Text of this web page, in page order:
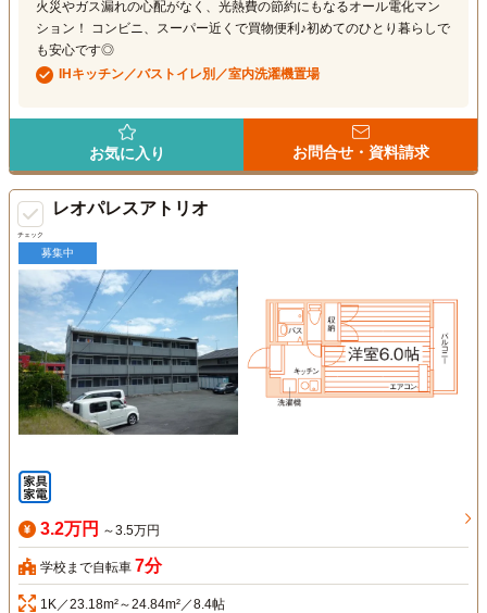
火災やガス漏れの心配がなく、光熱費の節約にもなるオール電化マン
ション！ コンビニ、スーパー近くで買物便利♪初めてのひとり暮らしで
も安心です◎
IHキッチン／バストイレ別／室内洗濯機置場
お気に入り お問合せ・資料請求
チェック
レオパレスアトリオ
募集中
3.2万円 ～3.5万円
学校まで自転車 7分
1K／23.18m²～24.84m²／8.4帖